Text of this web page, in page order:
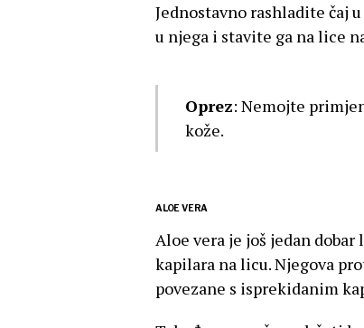
Jednostavno rashladite čaj
u njega i stavite ga na lice
Oprez: Nemojte
kože.
ALOE VERA
Aloe vera je još jedan
kapilara na licu. Njegova
povezane s isprekidanim